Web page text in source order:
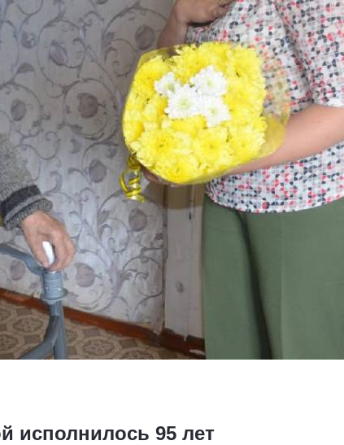
исполнилось 95 лет